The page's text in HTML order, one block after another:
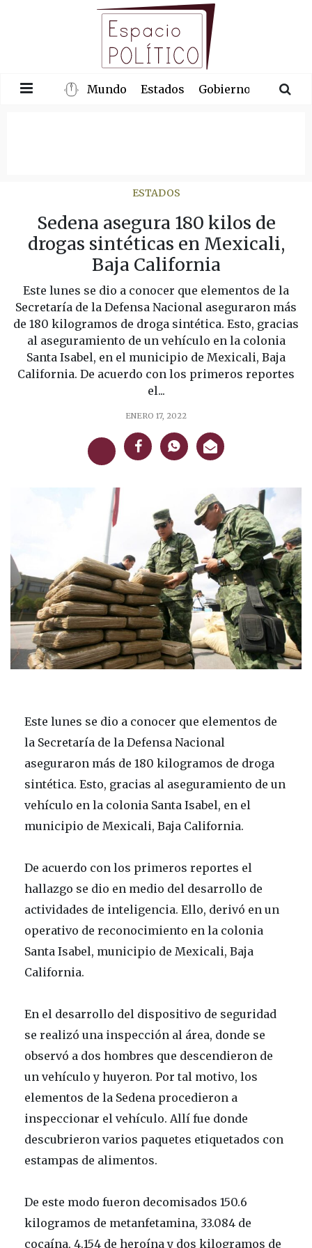
Mundo Estados Gobierno
ESTADOS
Sedena asegura 180 kilos de
drogas sintéticas en Mexicali,
Baja California
Este lunes se dio a conocer que elementos de la
Secretaría de la Defensa Nacional aseguraron más
de 180 kilogramos de droga sintética. Esto, gracias
al aseguramiento de un vehículo en la colonia
Santa Isabel, en el municipio de Mexicali, Baja
California. De acuerdo con los primeros reportes
el...
ENERO 17, 2022
Este lunes se dio a conocer que elementos de
la Secretaría de la Defensa Nacional
aseguraron más de 180 kilogramos de droga
sintética. Esto, gracias al aseguramiento de un
vehículo en la colonia Santa Isabel, en el
municipio de Mexicali, Baja California.
De acuerdo con los primeros reportes el
hallazgo se dio en medio del desarrollo de
actividades de inteligencia. Ello, derivó en un
operativo de reconocimiento en la colonia
Santa Isabel, municipio de Mexicali, Baja
California.
En el desarrollo del dispositivo de seguridad
se realizó una inspección al área, donde se
observó a dos hombres que descendieron de
un vehículo y huyeron. Por tal motivo, los
elementos de la Sedena procedieron a
inspeccionar el vehículo. Allí fue donde
descubrieron varios paquetes etiquetados con
estampas de alimentos.
De este modo fueron decomisados 150.6
kilogramos de metanfetamina, 33.084 de
cocaína, 4.154 de heroína y dos kilogramos de